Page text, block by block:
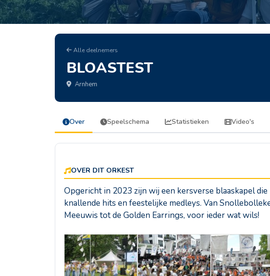
Alle deelnemers
BLOASTEST
Arnhem
Over Speelschema Statistieken Video's
OVER DIT ORKEST
Opgericht in 2023 zijn wij een kersverse blaaskapel
knallende hits en feestelijke medleys. Van
Meeuwis tot de Golden Earrings, voor ieder wat wils!